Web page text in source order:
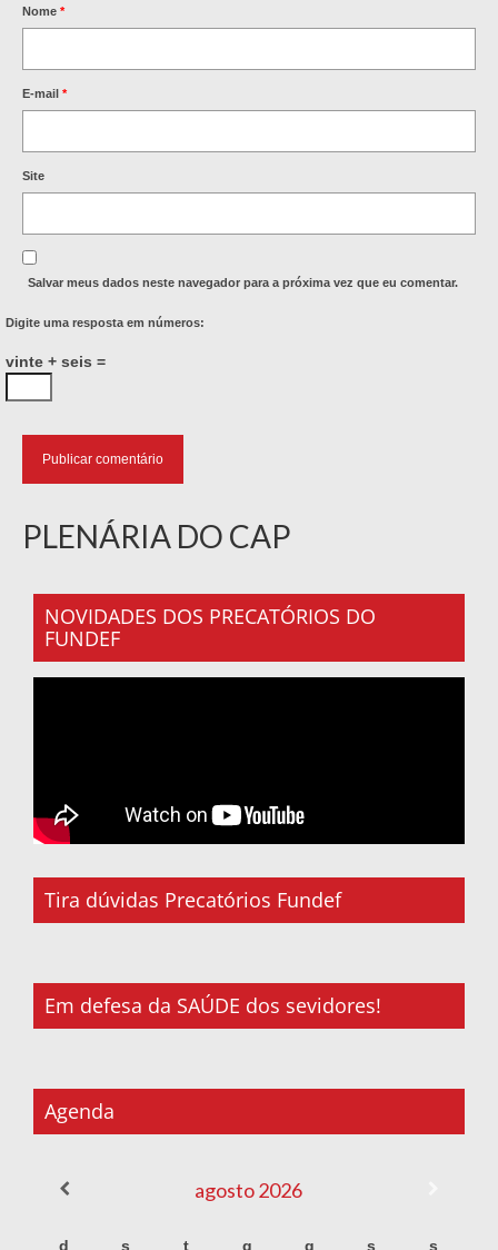
Nome *
E-mail *
Site
Salvar meus dados neste navegador para a próxima vez que eu comentar.
Digite uma resposta em números:
vinte + seis =
PLENÁRIA DO CAP
NOVIDADES DOS PRECATÓRIOS DO
FUNDEF
Tira dúvidas Precatórios Fundef
Em defesa da SAÚDE dos sevidores!
Agenda
agosto2026
d s t q q s s